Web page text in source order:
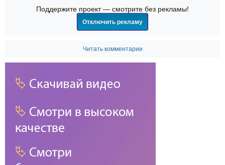
Поддержите проект — смотрите без рекламы!
Отключить рекламу
Читать комментарии